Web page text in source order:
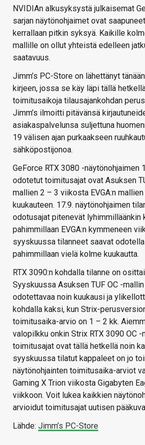
NVIDIAn alkusyksystä julkaisemat
sarjan näytönohjaimet ovat
kerrallaan pitkin syksyä. Kaikille
mallille on ollut yhteistä edelleen
saatavuus.
Jimm’s PC-Store on lähettänyt
kirjeen, jossa se käy läpi tällä
toimitusaikoja tilausajankohdan
Jimm’s ilmoitti pitävänsä
asiakaspalvelunsa suljettuna
19 välisen ajan purkaakseen
sähköpostijonoa.
GeForce RTX 3080 -näytönohjaimen
odotetut toimitusajat ovat Asuksen
mallien 2 – 3 viikosta EVGA:n
kuukauteen. 17.9. näytönohjaimen
odotusajat pitenevät lyhimmilläänkin
pahimmillaan EVGA:n kymmeneen
syyskuussa tilanneet saavat
pahimmillaan vielä kolme kuukautta.
RTX 3090:n kohdalla tilanne on
Syyskuussa Asuksen TUF OC -
odotettavaa noin kuukausi ja
kohdalla kaksi, kun Strix-
toimitusaika-arvio on 1 – 2 kk.
valopilkku onkin Strix RTX 3090 OC -
toimitusajat ovat tällä hetkellä noin
syyskuussa tilatut kappaleet on jo
näytönohjainten toimitusaika-arviot
Gaming X Trion viikosta Gigabyten
viikkoon. Voit lukea kaikkien
arvioidut toimitusajat uutisen
Lähde: Jimm’s PC-Store